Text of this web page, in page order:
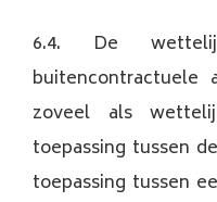
6.4. De
buitencontractuele
zoveel als
toepassing tussen
toepassing tussen